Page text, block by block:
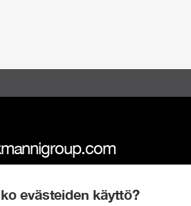
evästeiden käyttö?
konserni